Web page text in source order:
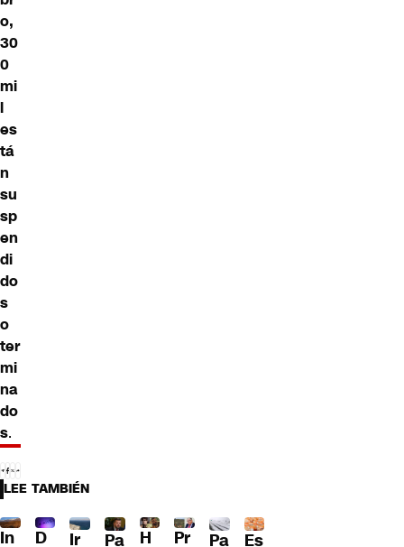
o,
30
0
mi
l
es
tá
n
su
sp
en
di
do
s
o
ter
mi
na
do
s.
LEE TAMBIÉN
In
D
Ir Pa
H
Pr
Pa Es